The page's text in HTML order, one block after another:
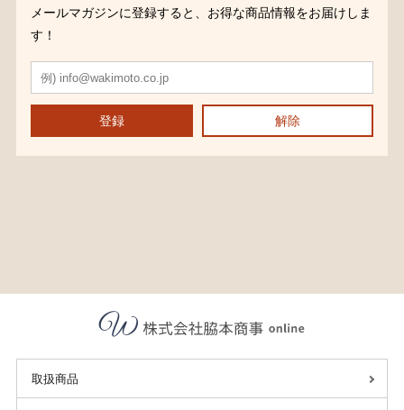
メールマガジンに登録すると、お得な商品情報をお届けしま
す！
登録 解除
取扱商品